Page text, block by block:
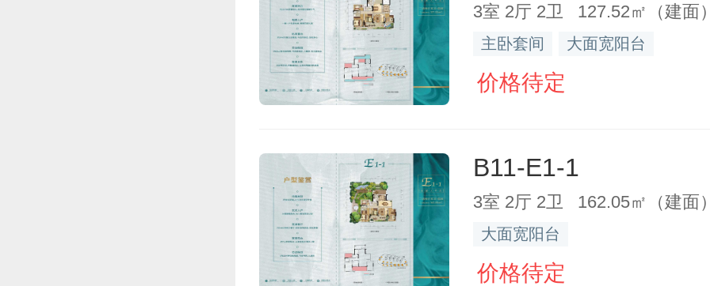
3室 2厅 2卫 127.52㎡（建面
主卧套间 大面宽阳台
价格待定
B11-E1-1
3室 2厅 2卫 162.05㎡（建面
大面宽阳台
价格待定